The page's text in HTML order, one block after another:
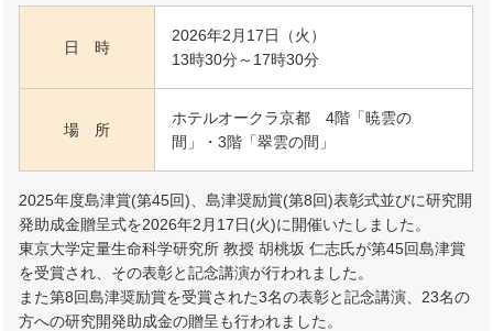
日 時
2026年2月17日（火）
13時30分～17時30分
場 所
ホテルオークラ京都 4階「暁雲の
間」・3階「翠雲の間」
2025年度島津賞(第45回)、島津奨励賞(第8回)表彰式並びに研究開
発助成金贈呈式を2026年2月17日(火)に開催いたしました。
東京大学定量生命科学研究所 教授 胡桃坂 仁志氏が第45回島津賞
を受賞され、その表彰と記念講演が行われました。
また第8回島津奨励賞を受賞された3名の表彰と記念講演、23名の
方への研究開発助成金の贈呈も行われました。